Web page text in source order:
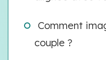
Comment
couple ?